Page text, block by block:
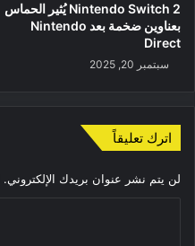
Nintendo Switch 2 يُثير الحماس
بعناوين ضخمة بعد Nintendo
Direct
سبتمبر 20, 2025
اترك تعليقاً
لن يتم نشر عنوان بريدك الإلكتروني.